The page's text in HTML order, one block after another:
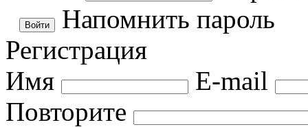
Напомнить пароль
Регистрация
Имя
E-mail
Повторите